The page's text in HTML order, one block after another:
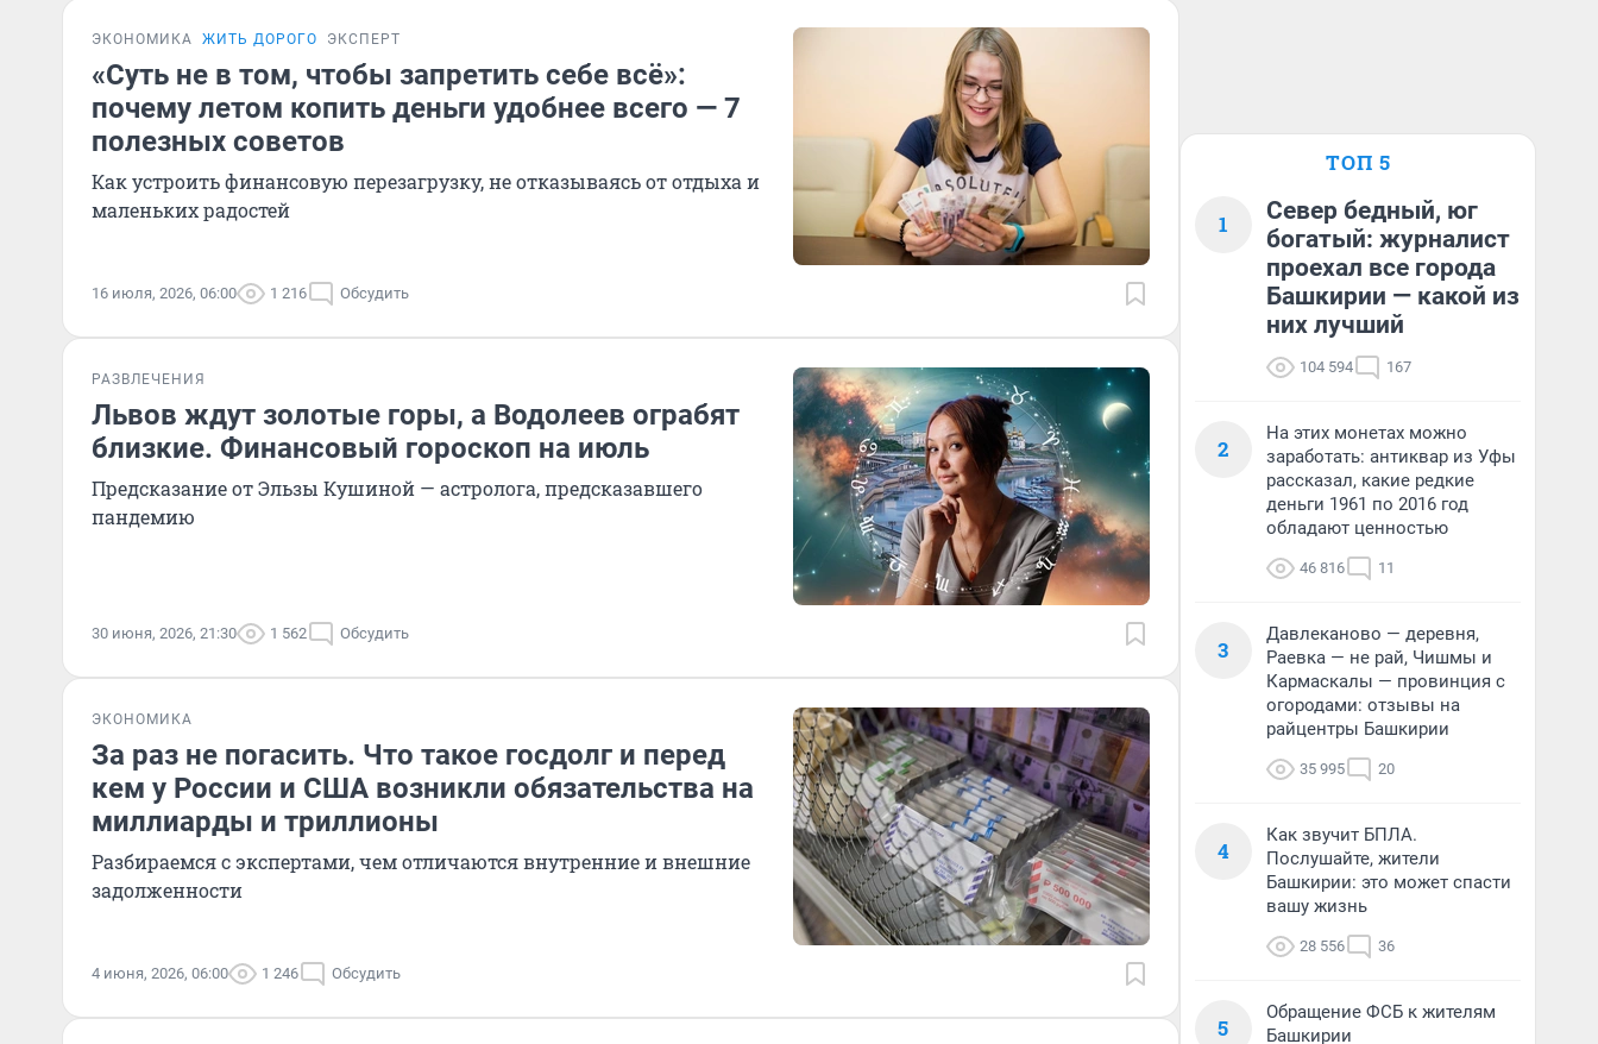
ЭКОНОМИКА ЖИТЬ ДОРОГО ЭКСПЕРТ
«Суть не в том, чтобы запретить себе всё»:
почему летом копить деньги удобнее всего — 7
полезных советов
Как устроить финансовую перезагрузку, не отказываясь от отдыха и
маленьких радостей
16 июля, 2026, 06:00 1 216 Обсудить
РАЗВЛЕЧЕНИЯ
Львов ждут золотые горы, а Водолеев ограбят
близкие. Финансовый гороскоп на июль
Предсказание от Эльзы Кушиной — астролога, предсказавшего
пандемию
30 июня, 2026, 21:30 1 562 Обсудить
ЭКОНОМИКА
За раз не погасить. Что такое госдолг и перед
кем у России и США возникли обязательства на
миллиарды и триллионы
Разбираемся с экспертами, чем отличаются внутренние и внешние
задолженности
4 июня, 2026, 06:00 1 246 Обсудить
ТОП 5
1
Север бедный, юг
богатый: журналист
проехал все города
Башкирии — какой из
них лучший
104 594 167
2
На этих монетах можно
заработать: антиквар из Уфы
рассказал, какие редкие
деньги 1961 по 2016 год
обладают ценностью
46 816 11
3
Давлеканово — деревня,
Раевка — не рай, Чишмы и
Кармаскалы — провинция с
огородами: отзывы на
райцентры Башкирии
35 995 20
4
Как звучит БПЛА.
Послушайте, жители
Башкирии: это может спасти
вашу жизнь
28 556 36
5
Обращение ФСБ к жителям
Башкирии